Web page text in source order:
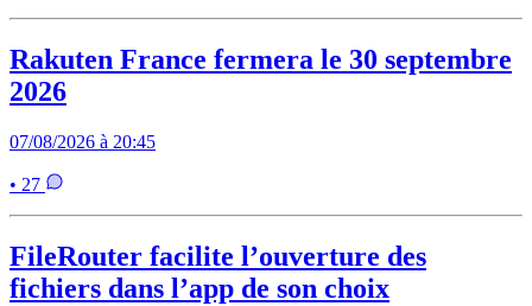
Rakuten France fermera le 30 septembre
2026
07/08/2026 à 20:45
• 27
FileRouter facilite l’ouverture des
fichiers dans l’app de son choix